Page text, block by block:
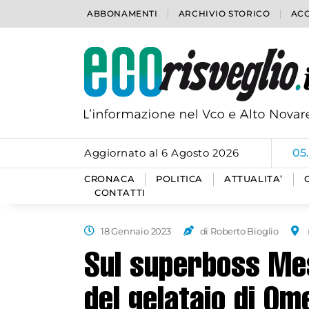
ABBONAMENTI ARCHIVIO STORICO
Aggiornato al 6 Agosto 2026
CRONACA POLITICA ATTUALITA’
CONTATTI
18 Gennaio 2023 di Roberto Bioglio
Sul superboss